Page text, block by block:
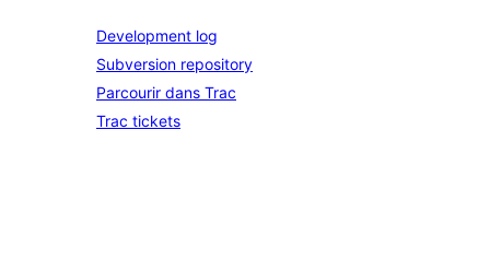
Development log
Subversion repository
Parcourir dans Trac
Trac tickets